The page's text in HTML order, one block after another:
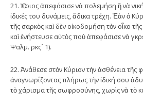
21. Ὅποιος ἀπεφάσισε νὰ πολεμήση ἢ νὰ
ἰδικές του δυνάμεις, ἄδικα τρέχη. Ἐὰν ὁ
τῆς σαρκὸς καὶ δὲν οἰκοδομήση τὸν οἶκο
καὶ ἐνήστευσε αὐτὸς ποὺ ἀπεφάσισε νὰ
Ψαλμ. ρκς´ 1).
22. Ἀνάθεσε στὸν Κύριον τὴν ἀσθένεια
ἀναγνωρίζοντας πλήρως τὴν ἰδική σου
τὸ χάρισμα τῆς σωφροσύνης, χωρὶς νὰ τὸ